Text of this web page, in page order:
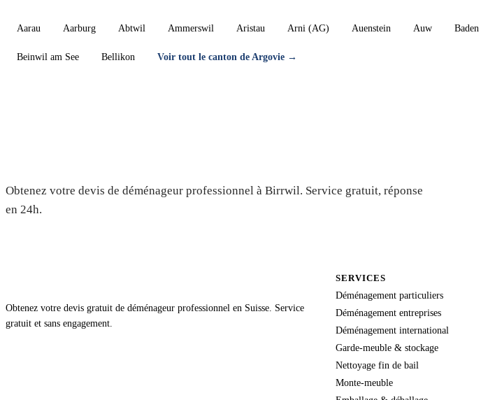
Aarau Aarburg Abtwil Ammerswil Aristau Arni (AG) Auenstein Auw Baden
Beinwil am See Bellikon Voir tout le canton de Argovie →
Obtenez votre devis de déménageur professionnel à Birrwil. Service gratuit, réponse
en 24h.
Obtenez votre devis gratuit de déménageur professionnel en Suisse. Service
gratuit et sans engagement.
SERVICES
Déménagement particuliers
Déménagement entreprises
Déménagement international
Garde-meuble & stockage
Nettoyage fin de bail
Monte-meuble